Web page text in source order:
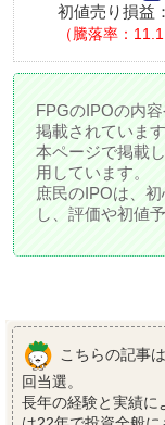
初値売り損益：
騰落率：
FPGのIPOの内
掲載されています
本ページで掲載
用しています。
庶民のIPOは、
し、評価や初値
こちらの記事は
回当選。
長年の経験と実績に